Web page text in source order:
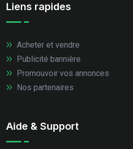
Liens rapides
Acheter et vendre
Publicité bannière
Promouvoir vos annonces
Nos partenaires
Aide & Support